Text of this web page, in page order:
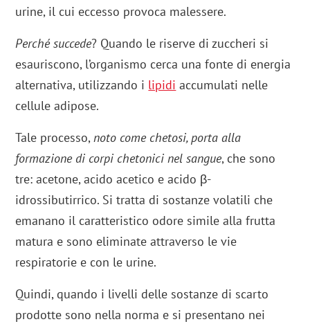
urine, il cui eccesso provoca malessere.
Perché succede? Quando le riserve di zuccheri si
esauriscono, l’organismo cerca una fonte di energia
alternativa, utilizzando i lipidi accumulati nelle
cellule adipose.
Tale processo,noto come chetosi, porta alla
formazione di corpi chetonici nel sangue, che sono
tre: acetone, acido acetico e acido β-
idrossibutirrico. Si tratta di sostanze volatili che
emanano il caratteristico odore simile alla frutta
matura e sono eliminate attraverso le vie
respiratorie e con le urine.
Quindi, quando i livelli delle sostanze di scarto
prodotte sono nella norma e si presentano nei